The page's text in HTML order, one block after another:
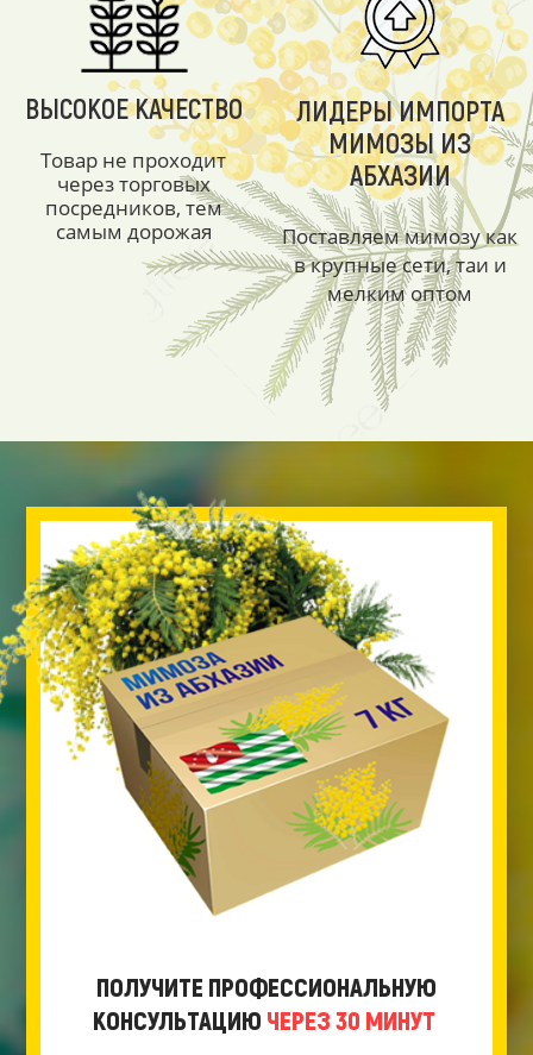
ВЫСОКОЕ КАЧЕСТВО
Товар не проходит
через торговых
посредников, тем
самым дорожая
ЛИДЕРЫ ИМПОРТА
МИМОЗЫ ИЗ
АБХАЗИИ
Поставляем мимозу как
в крупные сети, таи и
мелким оптом
ПОЛУЧИТЕ ПРОФЕССИОНАЛЬНУЮ
КОНСУЛЬТАЦИЮ ЧЕРЕЗ 30 МИНУТ